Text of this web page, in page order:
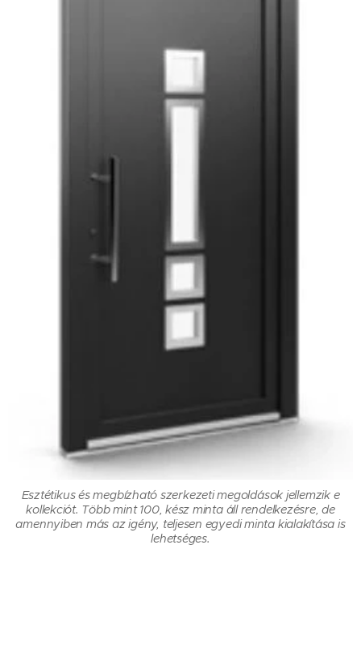
Esztétikus és megbízható szerkezeti megoldások jellemzik e
kollekciót. Több mint 100, kész minta áll rendelkezésre, de
amennyiben más az igény, teljesen egyedi minta kialakítása is
lehetséges.